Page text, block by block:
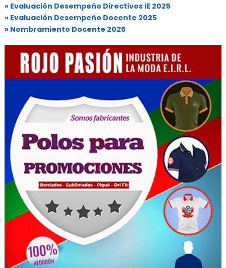
» Evaluación Desempeño Directivos IE 2025
» Evaluación Desempeño Docente 2025
» Nombramiento Docente 2025